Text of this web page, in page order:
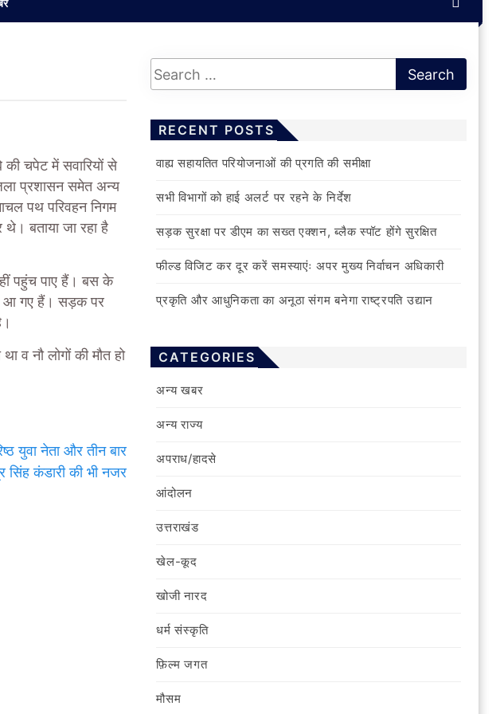
की चपेट में सवारियों से
प्रशासन समेत अन्‍य
पथ परिवहन निगम
बताया जा रहा है
पहुंच पाए हैं। बस के
में आ गए हैं। सड़क पर
व नौ लोगों की मौत हो
युवा नेता और तीन बार
सिंह कंडारी की भी नजर
RECENT POSTS
वाह्य सहायतित परियोजनाओं की प्रगति की समीक्षा
सभी विभागों को हाई अलर्ट पर रहने के निर्देश
सड़क सुरक्षा पर डीएम का सख्त एक्शन, ब्लैक स्पॉट होंगे सुरक्षित
फील्ड विजिट कर दूर करें समस्याएंः अपर मुख्य निर्वाचन अधिकारी
प्रकृति और आधुनिकता का अनूठा संगम बनेगा राष्ट्रपति उद्यान
CATEGORIES
अन्य खबर
अन्य राज्य
अपराध/हादसे
आंदोलन
उत्तराखंड
खेल-कूद
खोजी नारद
धर्म संस्कृति
फ़िल्‍म जगत
मौसम